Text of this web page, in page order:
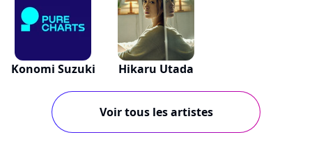
Konomi Suzuki Hikaru Utada
Voir tous les artistes